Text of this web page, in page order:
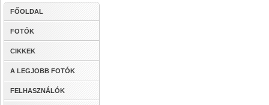
FŐOLDAL
FOTÓK
CIKKEK
A LEGJOBB FOTÓK
FELHASZNÁLÓK